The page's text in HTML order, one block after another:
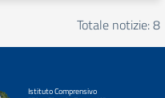
Totale notizie: 8
Istituto Comprensivo